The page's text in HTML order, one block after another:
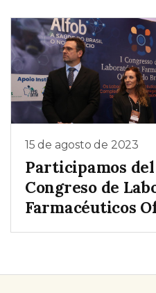
15 de agosto de 2023
Participamos
Congreso de
Farmacéuticos